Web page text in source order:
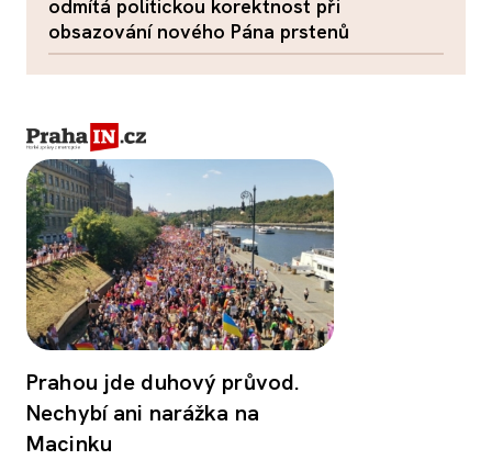
odmítá politickou korektnost při
obsazování nového Pána prstenů
Prahou jde duhový průvod.
Nechybí ani narážka na
Macinku